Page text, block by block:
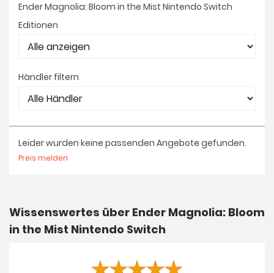
Ender Magnolia: Bloom in the Mist Nintendo Switch
Editionen
Händler filtern
Leider wurden keine passenden Angebote gefunden.
Preis melden
Wissenswertes über Ender Magnolia: Bloom
in the Mist Nintendo Switch